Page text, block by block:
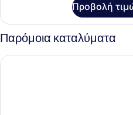
(Double),
Δίκλινο
Δωμάτιο
(Double),
Προβολή
Παρόμοια καταλύματα
Hotel de Korenwolf